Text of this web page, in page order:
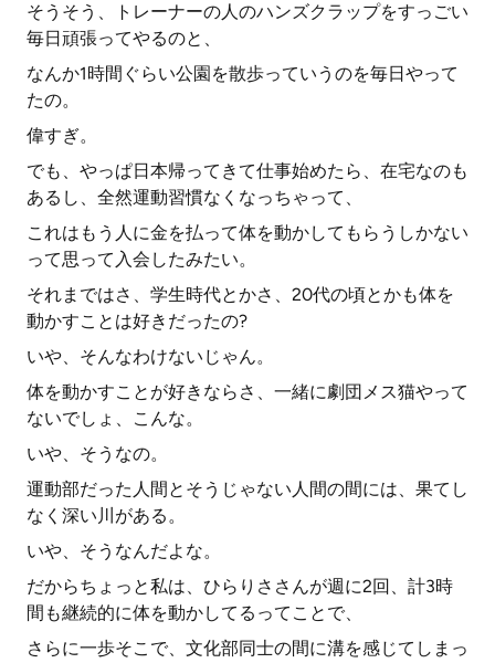
そうそう、トレーナーの人のハンズクラップをすっごい
毎日頑張ってやるのと、
なんか1時間ぐらい公園を散歩っていうのを毎日やって
たの。
偉すぎ。
でも、やっぱ日本帰ってきて仕事始めたら、在宅なのも
あるし、全然運動習慣なくなっちゃって、
これはもう人に金を払って体を動かしてもらうしかない
って思って入会したみたい。
それまではさ、学生時代とかさ、20代の頃とかも体を
動かすことは好きだったの?
いや、そんなわけないじゃん。
体を動かすことが好きならさ、一緒に劇団メス猫やって
ないでしょ、こんな。
いや、そうなの。
運動部だった人間とそうじゃない人間の間には、果てし
なく深い川がある。
いや、そうなんだよな。
だからちょっと私は、ひらりささんが週に2回、計3時
間も継続的に体を動かしてるってことで、
さらに一歩そこで、文化部同士の間に溝を感じてしまっ